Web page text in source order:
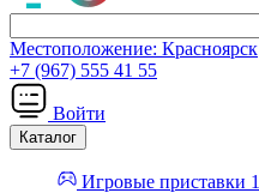
Местоположение: Красноярск
+7 (967) 555 41 55
Войти
Каталог
Игровые приставки 1